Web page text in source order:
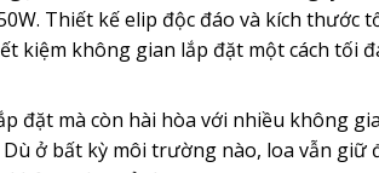
Thiết kế elip độc đáo và kích thước
kiệm không gian lắp đặt một cách tối
đặt mà còn hài hòa với nhiều không
ở bất kỳ môi trường nào, loa vẫn giữ